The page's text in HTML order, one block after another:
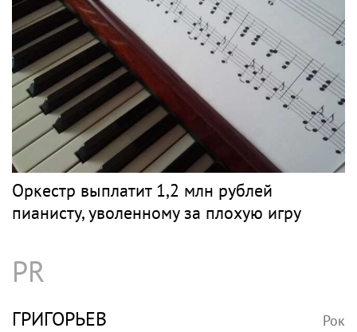
Оркестр выплатит 1,2 млн рублей
пианисту, уволенному за плохую игру
PR
ГРИГОРЬЕВ Рок